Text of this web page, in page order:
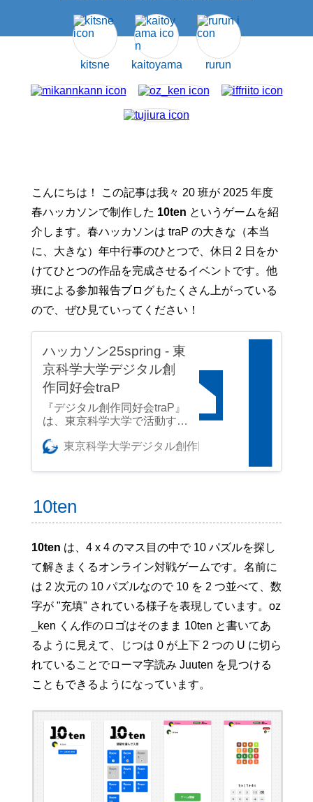
kitsne kaitoyama rurun
こんにちは！ この記事は我々 20 班が 2025 年度
春ハッカソンで制作した 10ten というゲームを紹
介します。春ハッカソンは traP の大きな（本当
に、大きな）年中行事のひとつで、休日 2 日をか
けてひとつの作品を完成させるイベントです。他
班による参加報告ブログもたくさん上がっている
ので、ぜひ見ていってください！
ハッカソン25spring - 東
京科学大学デジタル創
作同好会traP
『デジタル創作同好会traP』
は、東京科学大学で活動する
グ系サークルです。ゲーム制
（DTM）、グラフィック
ット絵、動画）などのクリエ
イティブ活動の他、競技プロ
グラミング（競プロ）やCTF
も行っています。
東京科学大学デジタル創作同好会traP
10ten
10ten は、4 x 4 のマス目の中で 10 パズルを探し
て解きまくるオンライン対戦ゲームです。名前に
は 2 次元の 10 パズルなので 10 を 2 つ並べて、数
字が "充填" されている様子を表現しています。oz
_ken くん作のロゴはそのまま 10ten と書いてあ
るように見えて、じつは 0 が上下 2 つの U に切ら
れていることでローマ字読み Juuten を見つける
こともできるようになっています。